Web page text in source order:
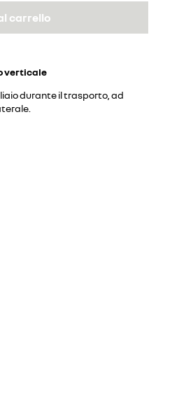
carrello
verticale
durante il trasporto, ad